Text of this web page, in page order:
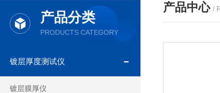
产品分类
PRODUCTS CATEGORY
镀层厚度测试仪
镀层膜厚仪
产品中心 /